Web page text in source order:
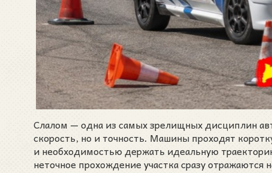
Слалом — одна из самых зрелищных дисциплин
скорость, но и точность. Машины проходят
и необходимостью держать идеальную
неточное прохождение участка сразу отражаются